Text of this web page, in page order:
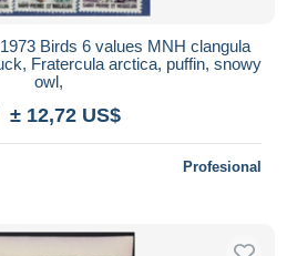
Birds 6 values MNH clangula
Fratercula arctica, puffin, snowy
owl,
± 12,72 US$
Profesional